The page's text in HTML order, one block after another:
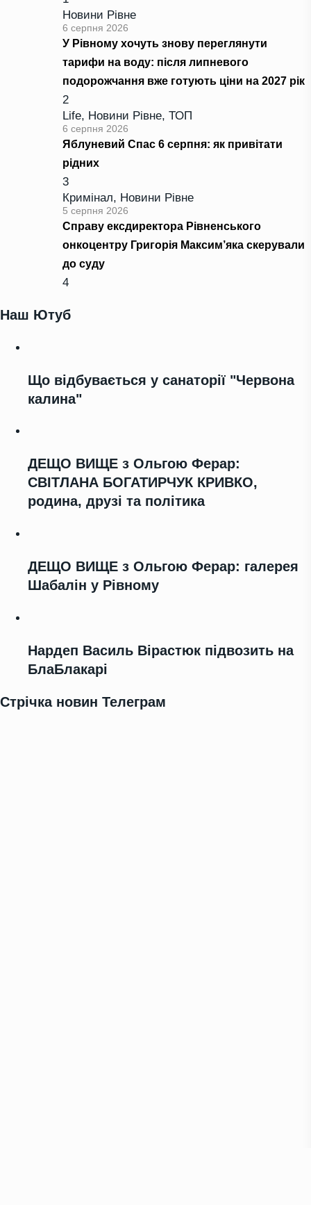
Новини Рівне
6 серпня 2026
У Рівному хочуть знову переглянути
тарифи на воду: після липневого
подорожчання вже готують ціни на 2027 рік
2
Life, Новини Рівне, ТОП
6 серпня 2026
Яблуневий Спас 6 серпня: як привітати
рідних
3
Кримінал, Новини Рівне
5 серпня 2026
Справу ексдиректора Рівненського
онкоцентру Григорія Максим’яка скерували
до суду
4
Наш Ютуб
Що відбувається у санаторії "Червона
калина"
ДЕЩО ВИЩЕ з Ольгою Ферар:
СВІТЛАНА БОГАТИРЧУК КРИВКО,
родина, друзі та політика
ДЕЩО ВИЩЕ з Ольгою Ферар: галерея
Шабалін у Рівному
Нардеп Василь Вірастюк підвозить на
БлаБлакарі
Стрічка новин Телеграм